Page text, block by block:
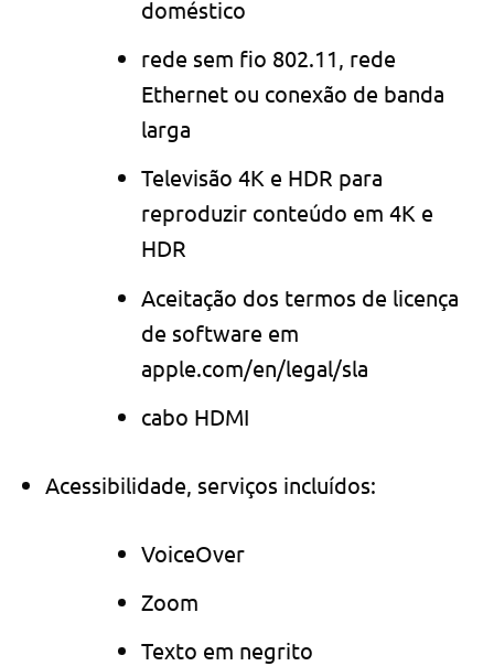
doméstico
rede sem fio 802.11, rede
Ethernet ou conexão de banda
larga
Televisão 4K e HDR para
reproduzir conteúdo em 4K e
HDR
Aceitação dos termos de licença
de software em
apple.com/en/legal/sla
cabo HDMI
Acessibilidade, serviços incluídos:
VoiceOver
Zoom
Texto em negrito